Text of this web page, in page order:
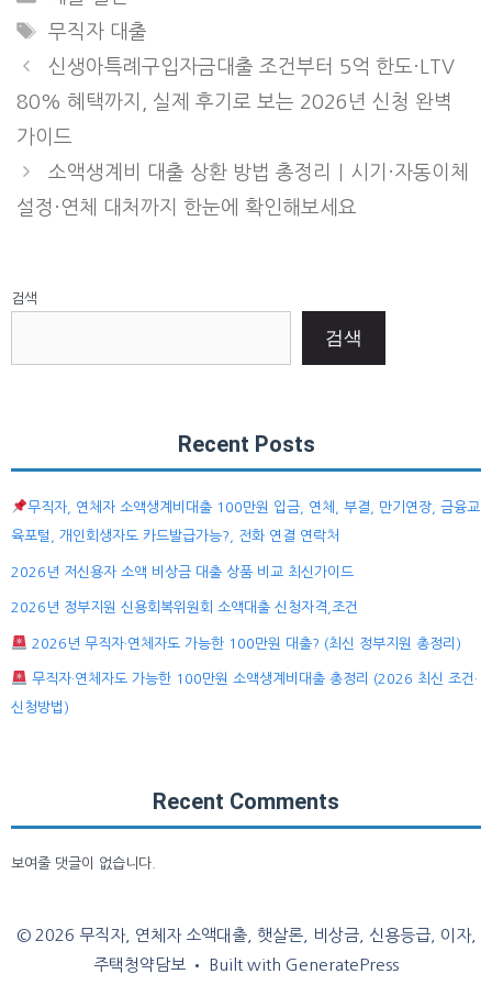
Tags
무직자 대출
신생아특례구입자금대출 조건부터 5억 한도·LTV
80% 혜택까지, 실제 후기로 보는 2026년 신청 완벽
가이드
소액생계비 대출 상환 방법 총정리｜시기·자동이체
설정·연체 대처까지 한눈에 확인해보세요
검색
검색
Recent Posts
무직자, 연체자 소액생계비대출 100만원 입금, 연체, 부결, 만기연장, 금융교
육포털, 개인회생자도 카드발급가능?, 전화 연결 연락처
2026년 저신용자 소액 비상금 대출 상품 비교 최신가이드
2026년 정부지원 신용회복위원회 소액대출 신청자격,조건
2026년 무직자·연체자도 가능한 100만원 대출? (최신 정부지원 총정리)
무직자·연체자도 가능한 100만원 소액생계비대출 총정리 (2026 최신 조건·
신청방법)
Recent Comments
보여줄 댓글이 없습니다.
© 2026 무직자, 연체자 소액대출, 햇살론, 비상금, 신용등급, 이자,
주택청약담보 • Built with GeneratePress